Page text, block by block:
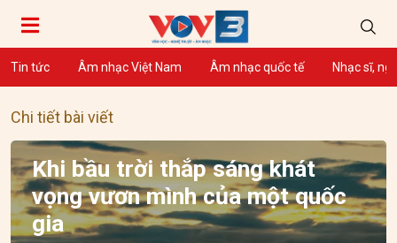
Tin tức Âm nhạc Việt Nam Âm nhạc quốc tế Nhạc sĩ,
Chi tiết bài viết
Khi bầu trời thắp sáng khát
vọng vươn mình của một quốc
gia